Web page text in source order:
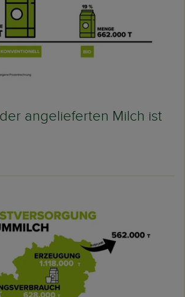
angelieferten Milch ist